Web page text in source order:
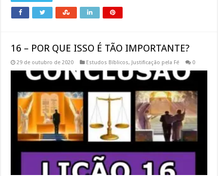
16 – POR QUE ISSO É TÃO IMPORTANTE?
29 de outubro de 2020 Estudos Bíblicos, Justificação pela Fé 0